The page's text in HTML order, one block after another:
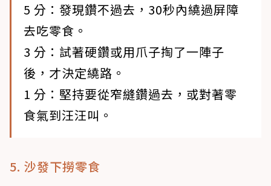
5 分：發現鑽不過去，30秒內繞過屏障
去吃零食。
3 分：試著硬鑽或用爪子掏了一陣子
後，才決定繞路。
1 分：堅持要從窄縫鑽過去，或對著零
食氣到汪汪叫。
5. 沙發下撈零食